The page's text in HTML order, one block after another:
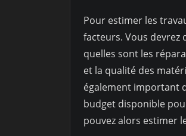
Pour estimer les
facteurs. Vous devrez
quelles sont les
et la qualité des
également important
budget disponible
pouvez alors estimer